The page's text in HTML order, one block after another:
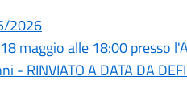
2026
maggio alle 18:00 presso
RINVIATO A DATA DA